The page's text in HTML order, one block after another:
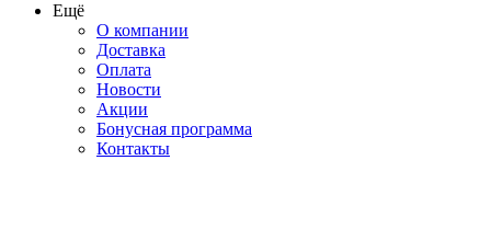
Ещё
О компании
Доставка
Оплата
Новости
Акции
Бонусная программа
Контакты